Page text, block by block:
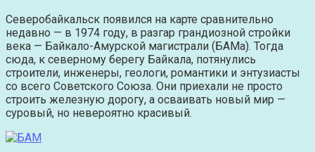
Северобайкальск появился на карте сравнительно
недавно — в 1974 году, в разгар грандиозной стройки
века — Байкало-Амурской магистрали (БАМа). Тогда
сюда, к северному берегу Байкала, потянулись
строители, инженеры, геологи, романтики и энтузиасты
со всего Советского Союза. Они приехали не просто
строить железную дорогу, а осваивать новый мир —
суровый, но невероятно красивый.